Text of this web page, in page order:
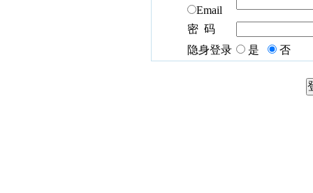
Email
密 码
隐身登录
是 否